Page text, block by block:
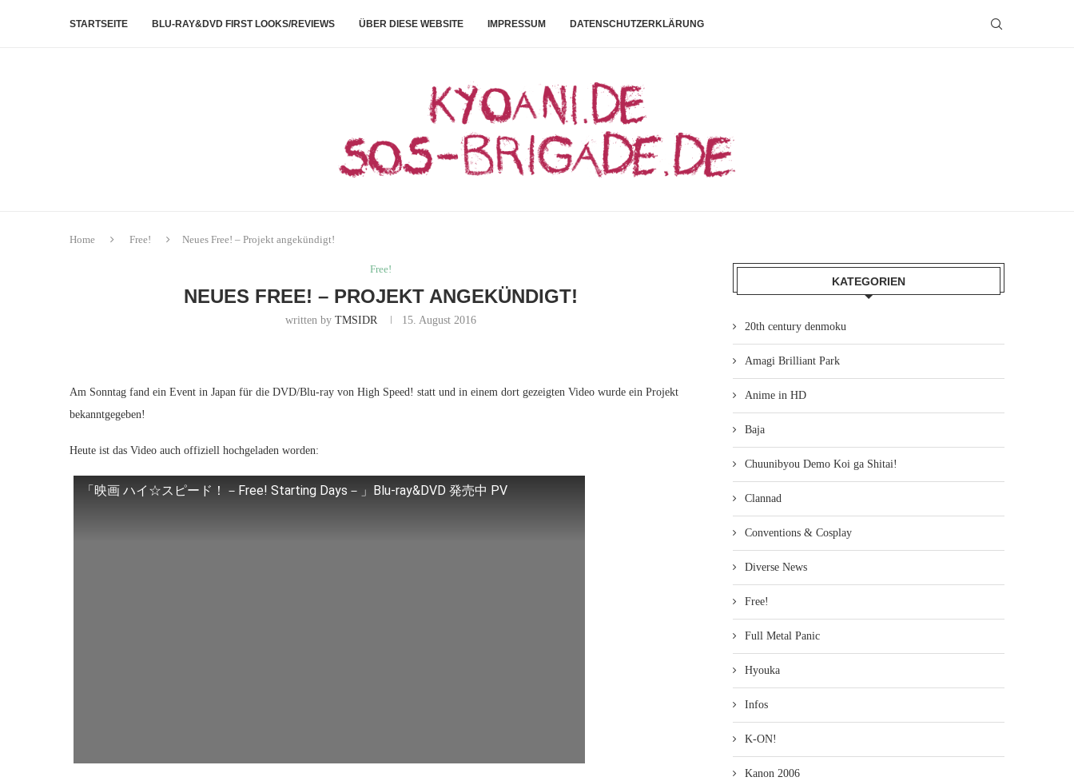
STARTSEITE BLU-RAY&DVD FIRST LOOKS/REVIEWS ÜBER DIESE WEBSITE IMPRESSUM DATENSCHUTZERKLÄRUNG
Home Free! Neues Free! – Projekt angekündigt!
Free!
NEUES FREE! – PROJEKT ANGEKÜNDIGT!
written byTMSIDR 15. August 2016
Am Sonntag fand ein Event in Japan für die DVD/Blu-ray von High Speed! statt und in einem dort gezeigten Video wurde ein Projekt
bekanntgegeben!
Heute ist das Video auch offiziell hochgeladen worden:
「映画 ハイ☆スピード！－Free! Starting Days－」Blu-ray&DVD 発売中 PV
KATEGORIEN
20th century denmoku
Amagi Brilliant Park
Anime in HD
Baja
Chuunibyou Demo Koi ga Shitai!
Clannad
Conventions & Cosplay
Diverse News
Free!
Full Metal Panic
Hyouka
Infos
K-ON!
Kanon 2006